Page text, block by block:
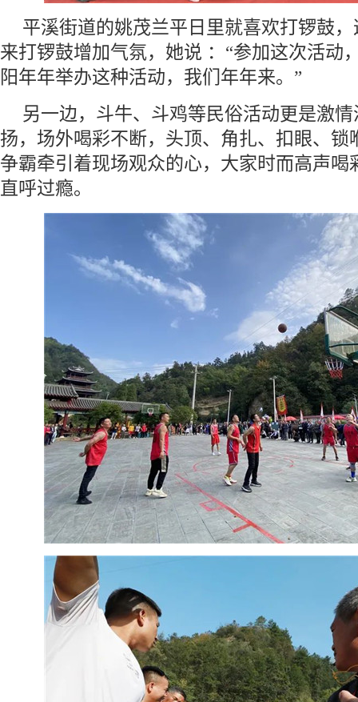
平溪街道的姚茂兰平日里就喜欢打锣鼓
来打锣鼓增加气氛，她说 ：“参加这次活动
阳年年举办这种活动，我们年年来。”
另一边，斗牛、斗鸡等民俗活动更是激
扬，场外喝彩不断，头顶、角扎、扣眼、锁
争霸牵引着现场观众的心，大家时而高声喝
直呼过瘾。